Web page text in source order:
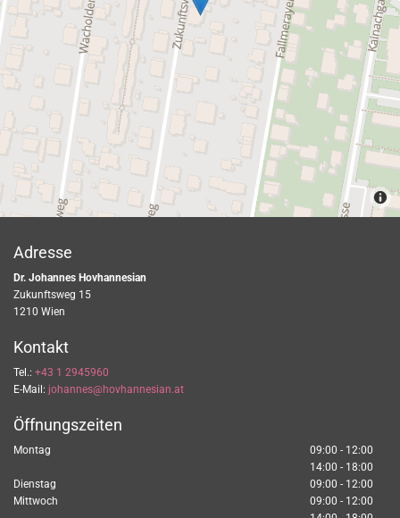
Adresse
Dr. Johannes Hovhannesian
Zukunftsweg 15
1210 Wien
Kontakt
Tel.: +43 1 2945960
E-Mail: johannes@hovhannesian.at
Öffnungszeiten
Montag
09:00 - 12:00
14:00 - 18:00
Dienstag
09:00 - 12:00
Mittwoch
09:00 - 12:00